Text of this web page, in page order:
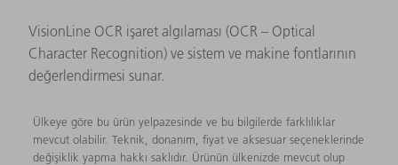
VisionLine OCR işaret algılaması (OCR – Optical
Character Recognition) ve sistem ve makine fontlarının
değerlendirmesi sunar.
Ülkeye göre bu ürün yelpazesinde ve bu bilgilerde farklılıklar
mevcut olabilir. Teknik, donanım, fiyat ve aksesuar seçeneklerinde
değişiklik yapma hakkı saklıdır. Ürünün ülkenizde mevcut olup